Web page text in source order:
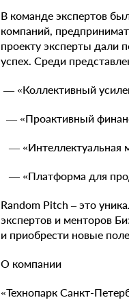
В команде экспертов
компаний,
проекту эксперты дали
успех. Среди
— «Коллективный
— «Проактивный
— «Интеллектуальная
— «Платформа для
Random Pitch – это
экспертов и менторов
и приобрести новые
О компании
«Технопарк Санкт-